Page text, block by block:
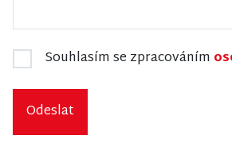
Souhlasím se zpracováním
Odeslat